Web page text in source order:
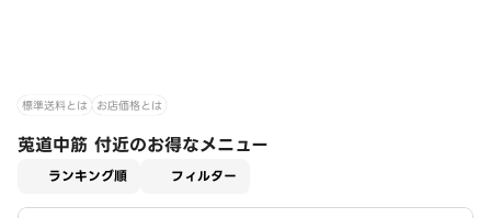
標準送料とは お店価格とは
莵道中筋 付近のお得なメニュー
ランキング順 フィルター